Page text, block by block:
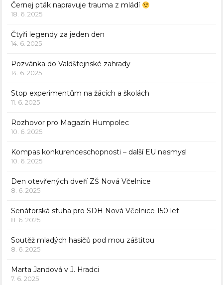
Černej pták napravuje trauma z mládí
18. 6. 2025
Čtyři legendy za jeden den
14. 6. 2025
Pozvánka do Valdštejnské zahrady
14. 6. 2025
Stop experimentům na žácích a školách
11. 6. 2025
Rozhovor pro Magazín Humpolec
10. 6. 2025
Kompas konkurenceschopnosti – další EU nesmysl
10. 6. 2025
Den otevřených dveří ZŠ Nová Včelnice
8. 6. 2025
Senátorská stuha pro SDH Nová Včelnice 150 let
8. 6. 2025
Soutěž mladých hasičů pod mou záštitou
8. 6. 2025
Marta Jandová v J. Hradci
7. 6. 2025